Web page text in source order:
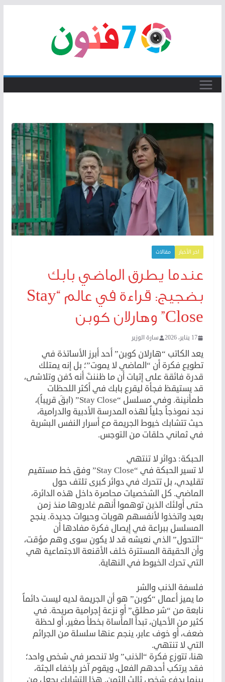
اخر الأخبار مقالات
عندما يطرق الماضي بابك
بضجيج: قراءة في عالم “Stay
Close” وهارلان كوبن
17 يناير، 2026 سارة الوزير
يعد الكاتب “هارلان كوبن” أحد أبرز الأساتذة في
تطويع فكرة أن “الماضي لا يموت”؛ بل إنه يمتلك
قدرة فائقة على إثبات أن ما ظننتَ أنه دُفن وتلاشى،
قد يستيقظ فجأة ليقرع بابك في أكثر اللحظات
طمأنينة. وفي مسلسل “Stay Close” (ابقَ قريباً)،
نجد نموذجاً جلياً لهذه المدرسة الأدبية والدرامية،
حيث تتشابك خيوط الجريمة مع أسرار النفس البشرية
في ثماني حلقات من التوجس.
الحبكة: دوائر لا تنتهي
لا تسير الحبكة في “Stay Close” وفق خط مستقيم
تقليدي، بل تتحرك في دوائر كبرى تلتف حول
الماضي. كل الشخصيات محاصرة داخل هذه الدائرة،
حتى أولئك الذين توهموا أنهم غادروها منذ زمن
بعيد واتخذوا لأنفسهم هويات وحيوات جديدة. ينجح
المسلسل ببراعة في إيصال فكرة مفادها أن
“التحول” الذي نعيشه قد لا يكون سوى وهم مؤقت،
وأن الحقيقة المستترة خلف الأقنعة الاجتماعية هي
التي تحرك الخيوط في النهاية.
فلسفة الذنب والشر
ما يميز أعمال “كوبن” هو أن الجريمة لديه ليست دائماً
نابعة من “شر مطلق” أو نزعة إجرامية صريحة. في
كثير من الأحيان، تبدأ المأساة بخطأ صغير، أو لحظة
ضعف، أو خوف عابر، ينجم عنها سلسلة من الجرائم
التي لا تنتهي.
هنا، تتوزع فكرة “الذنب” ولا تنحصر في شخص واحد؛
فقد يرتكب أحدهم الفعل، ويقوم آخر بإخفاء الجثة،